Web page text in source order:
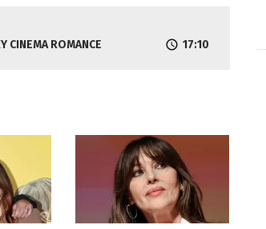
CINEMA ROMANCE 17:10